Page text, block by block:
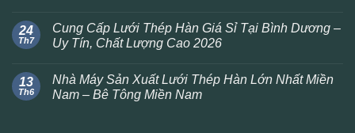
24
Th7
Cung Cấp Lưới Thép Hàn Giá Sỉ Tại Bình Dương –
Uy Tín, Chất Lượng Cao 2026
13
Th6
Nhà Máy Sản Xuất Lưới Thép Hàn Lớn Nhất Miền
Nam – Bê Tông Miền Nam